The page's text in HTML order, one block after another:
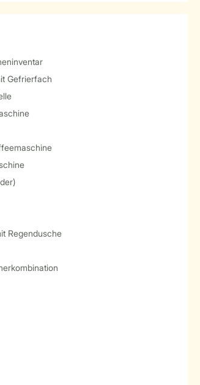
Gefrierfach
Regendusche